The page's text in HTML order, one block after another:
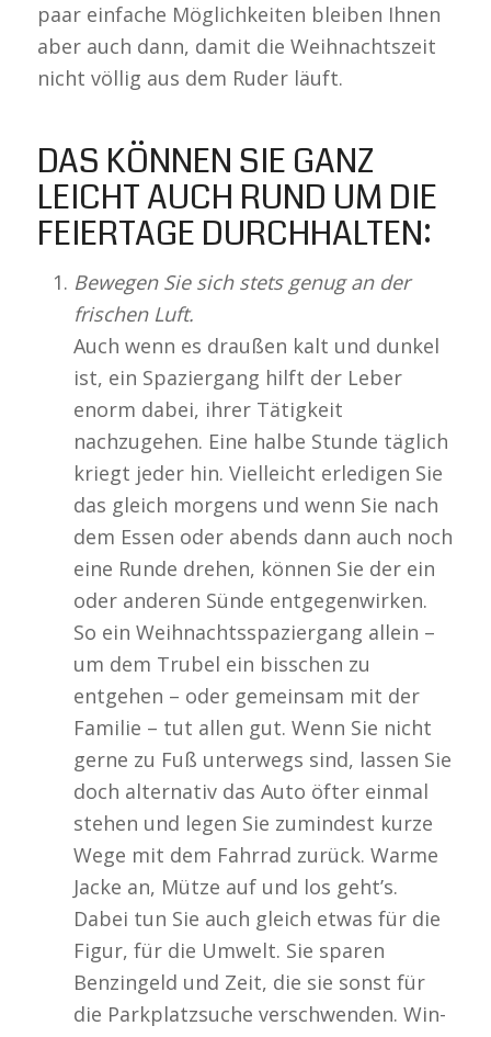
paar einfache Möglichkeiten bleiben Ihnen
aber auch dann, damit die Weihnachtszeit
nicht völlig aus dem Ruder läuft.
DAS KÖNNEN SIE GANZ
LEICHT AUCH RUND UM DIE
FEIERTAGE DURCHHALTEN:
Bewegen Sie sich stets genug an der
frischen Luft.
Auch wenn es draußen kalt und dunkel
ist, ein Spaziergang hilft der Leber
enorm dabei, ihrer Tätigkeit
nachzugehen. Eine halbe Stunde täglich
kriegt jeder hin. Vielleicht erledigen Sie
das gleich morgens und wenn Sie nach
dem Essen oder abends dann auch noch
eine Runde drehen, können Sie der ein
oder anderen Sünde entgegenwirken.
So ein Weihnachtsspaziergang allein –
um dem Trubel ein bisschen zu
entgehen – oder gemeinsam mit der
Familie – tut allen gut. Wenn Sie nicht
gerne zu Fuß unterwegs sind, lassen Sie
doch alternativ das Auto öfter einmal
stehen und legen Sie zumindest kurze
Wege mit dem Fahrrad zurück. Warme
Jacke an, Mütze auf und los geht’s.
Dabei tun Sie auch gleich etwas für die
Figur, für die Umwelt. Sie sparen
Benzingeld und Zeit, die sie sonst für
die Parkplatzsuche verschwenden. Win-